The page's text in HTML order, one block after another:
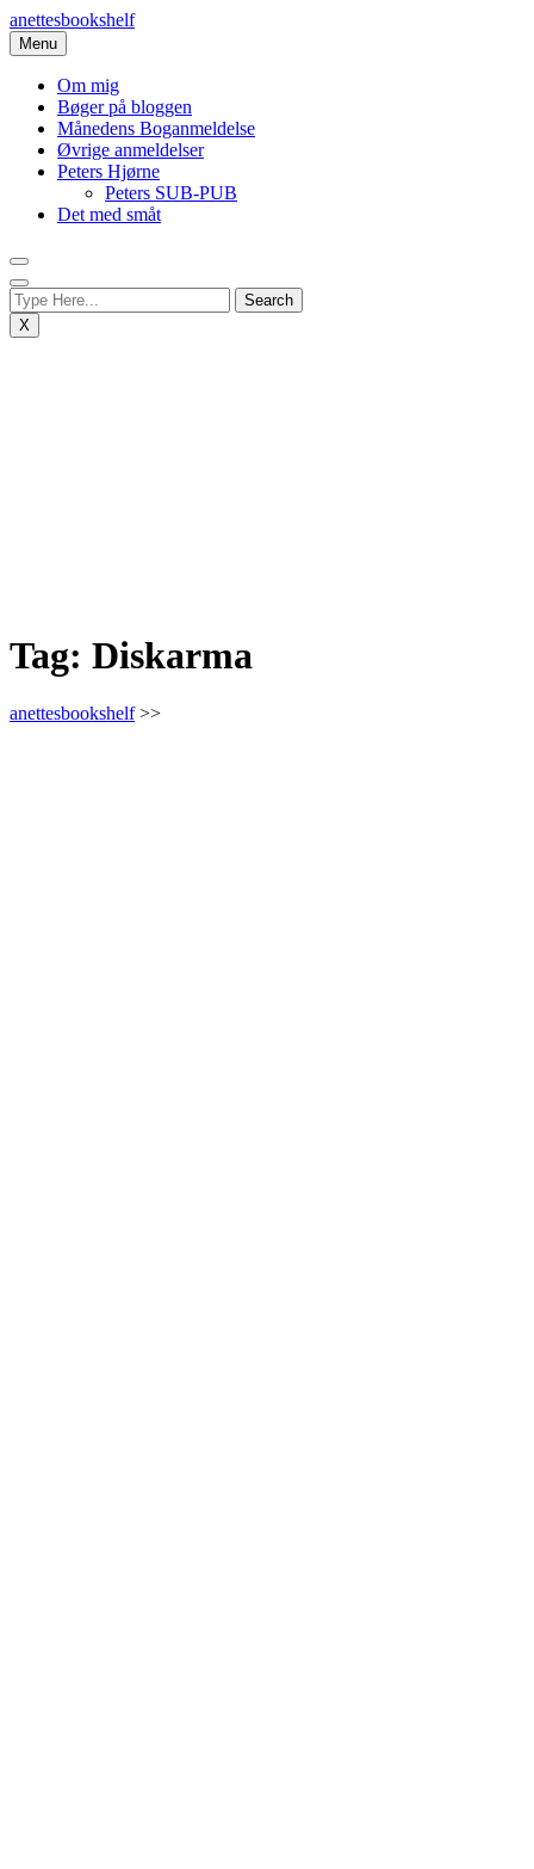
Skip
to
content
anettesbookshelf
Menu
Om mig
Bøger på bloggen
Månedens Boganmeldelse
Øvrige anmeldelser
Peters Hjørne
Peters SUB-PUB
Det med småt
X
Tag: Diskarma
anettesbookshelf>>